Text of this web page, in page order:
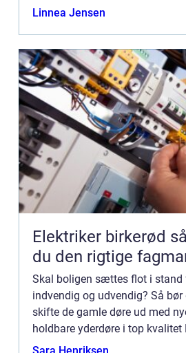
skulle vælge de døre som
Linnea Jensen
Elektriker birkerød sådan vælger
du den rigtige
Skal boligen sættes flot i
indvendig og udvendig? Så bør
skifte de gamle døre ud med
holdbare yderdøre i top
skulle vælge de døre som